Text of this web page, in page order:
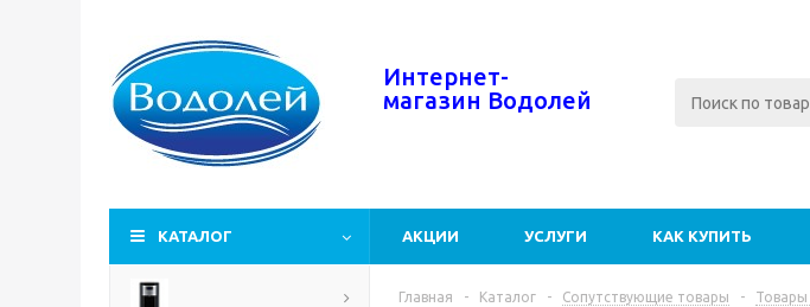
Интернет-
магазин Водолей
КАТАЛОГ АКЦИИ УСЛУГИ КАК КУПИТЬ
Главная - Каталог - Сопутствующие товары -